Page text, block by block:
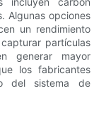
Algunas opciones
un rendimiento
partículas
generar mayor
los fabricantes
del sistema de